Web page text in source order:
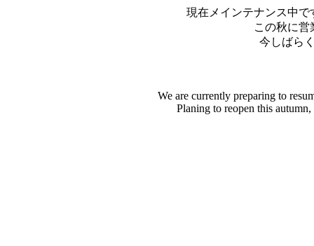
現在メインテナンス中
この秋に営
今しばら
We are currently preparing to
Planing to reopen this